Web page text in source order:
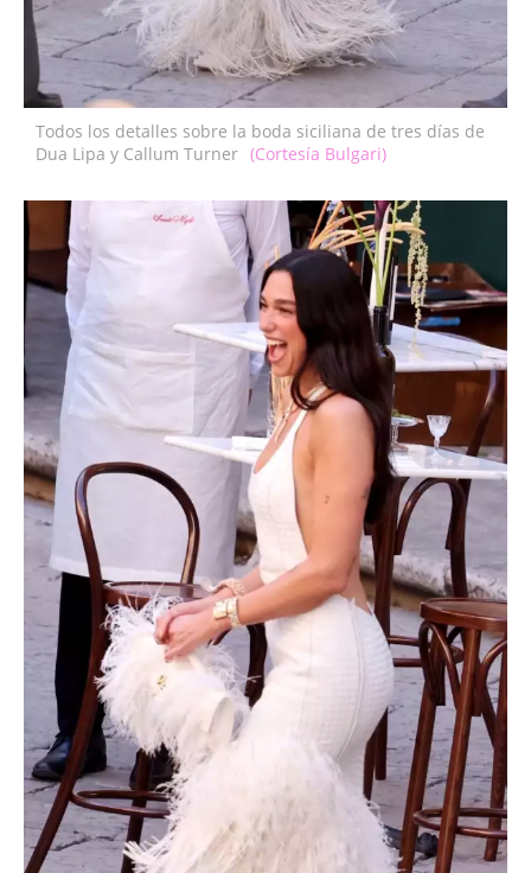
Todos los detalles sobre la boda siciliana de tres días de
Dua Lipa y Callum Turner (Cortesía Bulgari)